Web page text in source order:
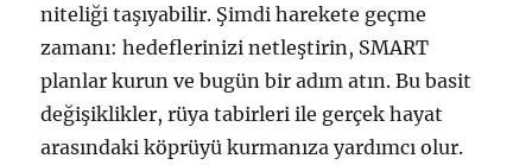
niteliği taşıyabilir. Şimdi harekete geçme
zamanı: hedeflerinizi netleştirin, SMART
planlar kurun ve bugün bir adım atın. Bu basit
değişiklikler, rüya tabirleri ile gerçek hayat
arasındaki köprüyü kurmanıza yardımcı olur.